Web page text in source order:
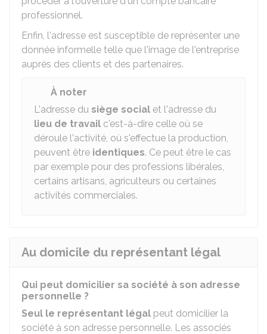
professionnel.
Enfin, l'adresse est susceptible de représenter une
donnée informelle telle que l'image de l'entreprise
auprès des clients et des partenaires.
À noter
L'adresse du siège social et l'adresse du
lieu de travail c'est-à-dire celle où se
déroule l'activité, où s'effectue la production,
peuvent être identiques. Ce peut être le cas
par exemple pour des professions libérales,
certains artisans, agriculteurs ou certaines
activités commerciales.
Au domicile du représentant légal
Qui peut domicilier sa société à son adresse
personnelle ?
Seul le représentant légal peut domicilier la
société à son adresse personnelle. Les associés